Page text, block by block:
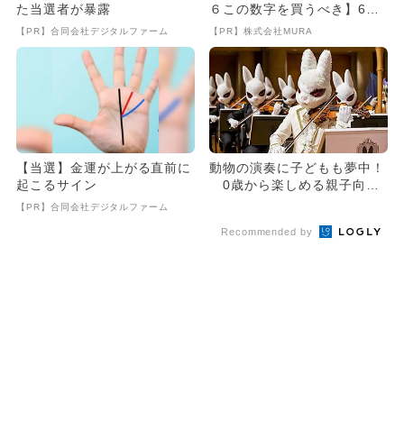
た当選者が暴露
【PR】合同会社デジタルファーム
６この数字を買うべき】6つ
の数字が「完全一致」する
【PR】株式会社MURA
【当選】金運が上がる直前に
起こるサイン
【PR】合同会社デジタルファーム
動物の演奏に子どもも夢中！
0歳から楽しめる親子向け
Recommended by